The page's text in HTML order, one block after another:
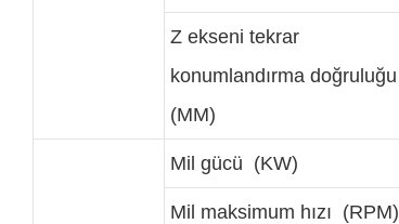
Z ekseni tekrar
konumlandırma doğruluğu
(MM)
Mil gücü (KW)
Mil maksimum hızı (RPM)